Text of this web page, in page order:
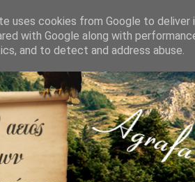
uses cookies from Google to
with Google along with
and to detect and address abuse.